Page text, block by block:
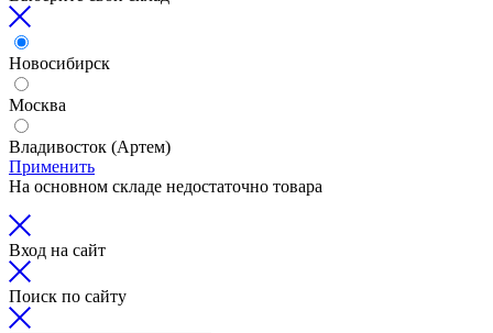
Новосибирск
Москва
Владивосток (Артем)
Применить
На основном складе недостаточно товара
Вход на сайт
Поиск по сайту